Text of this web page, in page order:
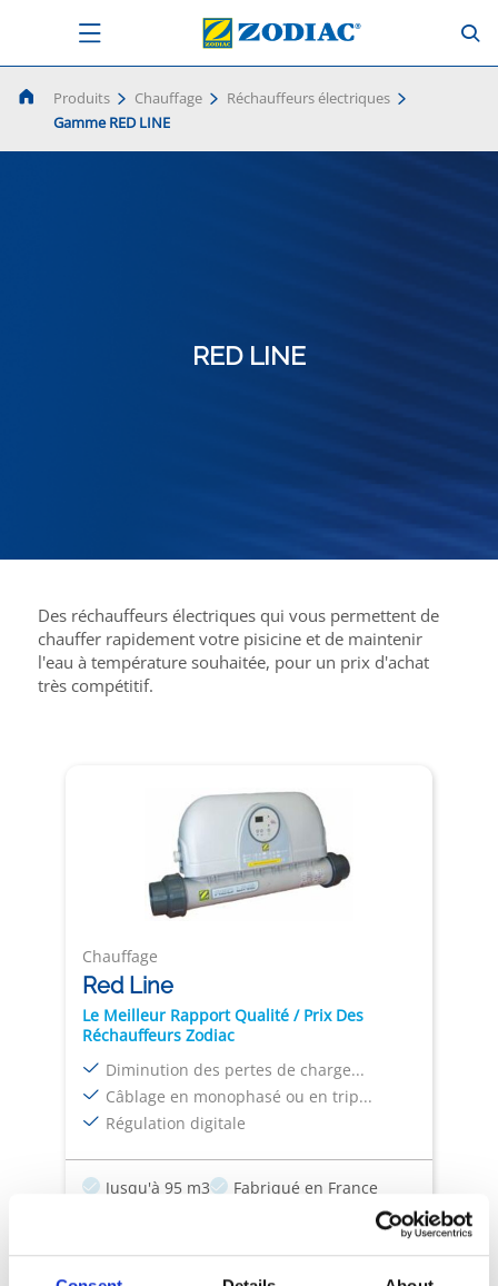
Produits Chauffage
Réchauffeurs électriques
Gamme RED LINE
RED LINE
Des réchauffeurs électriques qui vous permettent de
chauffer rapidement votre pisicine et de maintenir
l'eau à température souhaitée, pour un prix d'achat
très compétitif.
Chauffage
Red Line
Le Meilleur Rapport Qualité / Prix Des
Réchauffeurs Zodiac
Diminution des pertes de charge...
Câblage en monophasé ou en trip...
Régulation digitale
Jusqu'à 95 m3
Fabriqué en France
Compatible avec le traitement au sel